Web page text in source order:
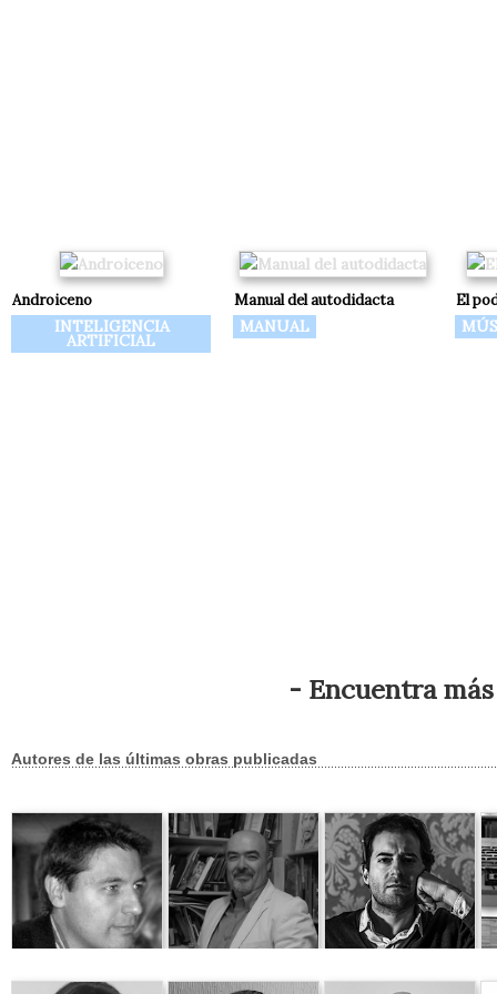
Androiceno
INTELIGENCIA
ARTIFICIAL
Manual del autodidacta
MANUAL
El
- Encuentra
Autores de las últimas obras publicadas
Javier Ortega
Alberto Monterroso
Martín Garrido